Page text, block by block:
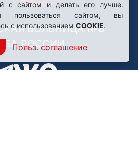
БОЛЬНИЦА №8
РОССИИ
с сайтом и делать его лучше.
пользоваться сайтом, вы
с использованиемCOOKIE.
Польз. соглашение